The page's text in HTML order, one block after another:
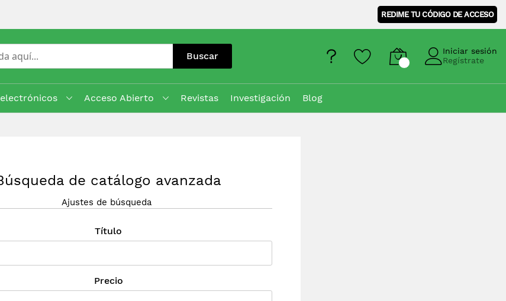
REDIME TU CÓDIGO DE ACCESO
Buscar
Iniciar sesión
Regístrate
Acceso Abierto Revistas Investigación
Blog
de catálogo avanzada
Ajustes de búsqueda
Título
Precio